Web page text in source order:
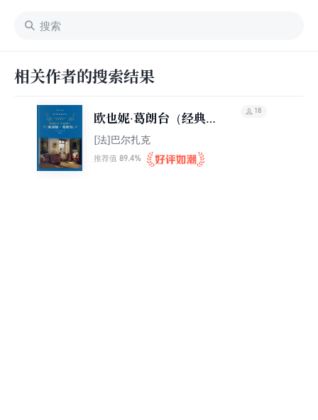
相关作者的搜索结果
欧也妮·葛朗台（经典译
林）
[法]巴尔扎克
推荐值 89.4%
18